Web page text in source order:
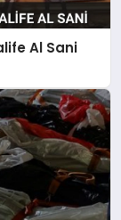
Al Sani